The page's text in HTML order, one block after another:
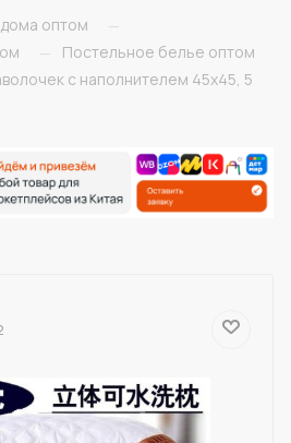
оптом
—
—
Постельное белье оптом
с наполнителем 45x45, 5